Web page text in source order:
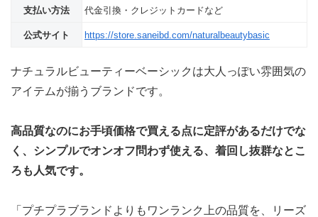
支払い方法 代金引換・クレジットカードなど
公式サイト https://store.saneibd.com/naturalbeautybasic
ナチュラルビューティーベーシックは大人っぽい雰囲気の
アイテムが揃うブランドです。
高品質なのにお手頃価格で買える点に定評があるだけでな
く、シンプルでオンオフ問わず使える、着回し抜群なとこ
ろも人気です。
「プチプラブランドよりもワンランク上の品質を、リーズ